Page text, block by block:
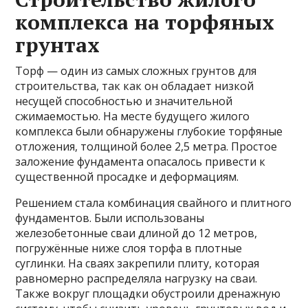
комплекса на торфяных
грунтах
Торф — один из самых сложных грунтов для
строительства, так как он обладает низкой
несущей способностью и значительной
сжимаемостью. На месте будущего жилого
комплекса были обнаружены глубокие торфяные
отложения, толщиной более 2,5 метра. Простое
заложение фундамента опасалось привести к
существенной просадке и деформациям.
Решением стала комбинация свайного и плитного
фундаментов. Были использованы
железобетонные сваи длиной до 12 метров,
погружённые ниже слоя торфа в плотные
суглинки. На сваях закрепили плиту, которая
равномерно распределяла нагрузку на сваи.
Также вокруг площадки обустроили дренажную